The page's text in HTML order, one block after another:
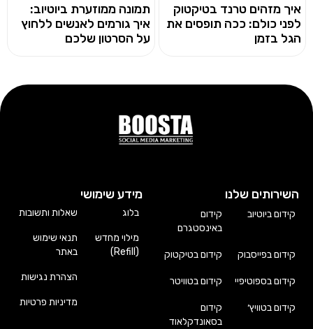
איך מזהים טרנד בטיקטוק
לפני כולם: ככה תופסים את
הגל בזמן
תמונה ממוזערת ביוטיוב:
איך גורמים לאנשים ללחוץ
על הסרטון שלכם
השירותים שלנו
קידום ביוטיוב
קידום
באינסטגרם
קידום בפייסבוק קידום בטיקטוק
קידום בספוטיפיי קידום בטוויטר
קידום בטוויץ׳
קידום
בסאונדקלאוד
מידע שימושי
בלוג
מילוי מחדש
(Refill)
שאלות ותשובות
תנאי שימוש
באתר
הצהרת נגישות
מדיניות פרטיות